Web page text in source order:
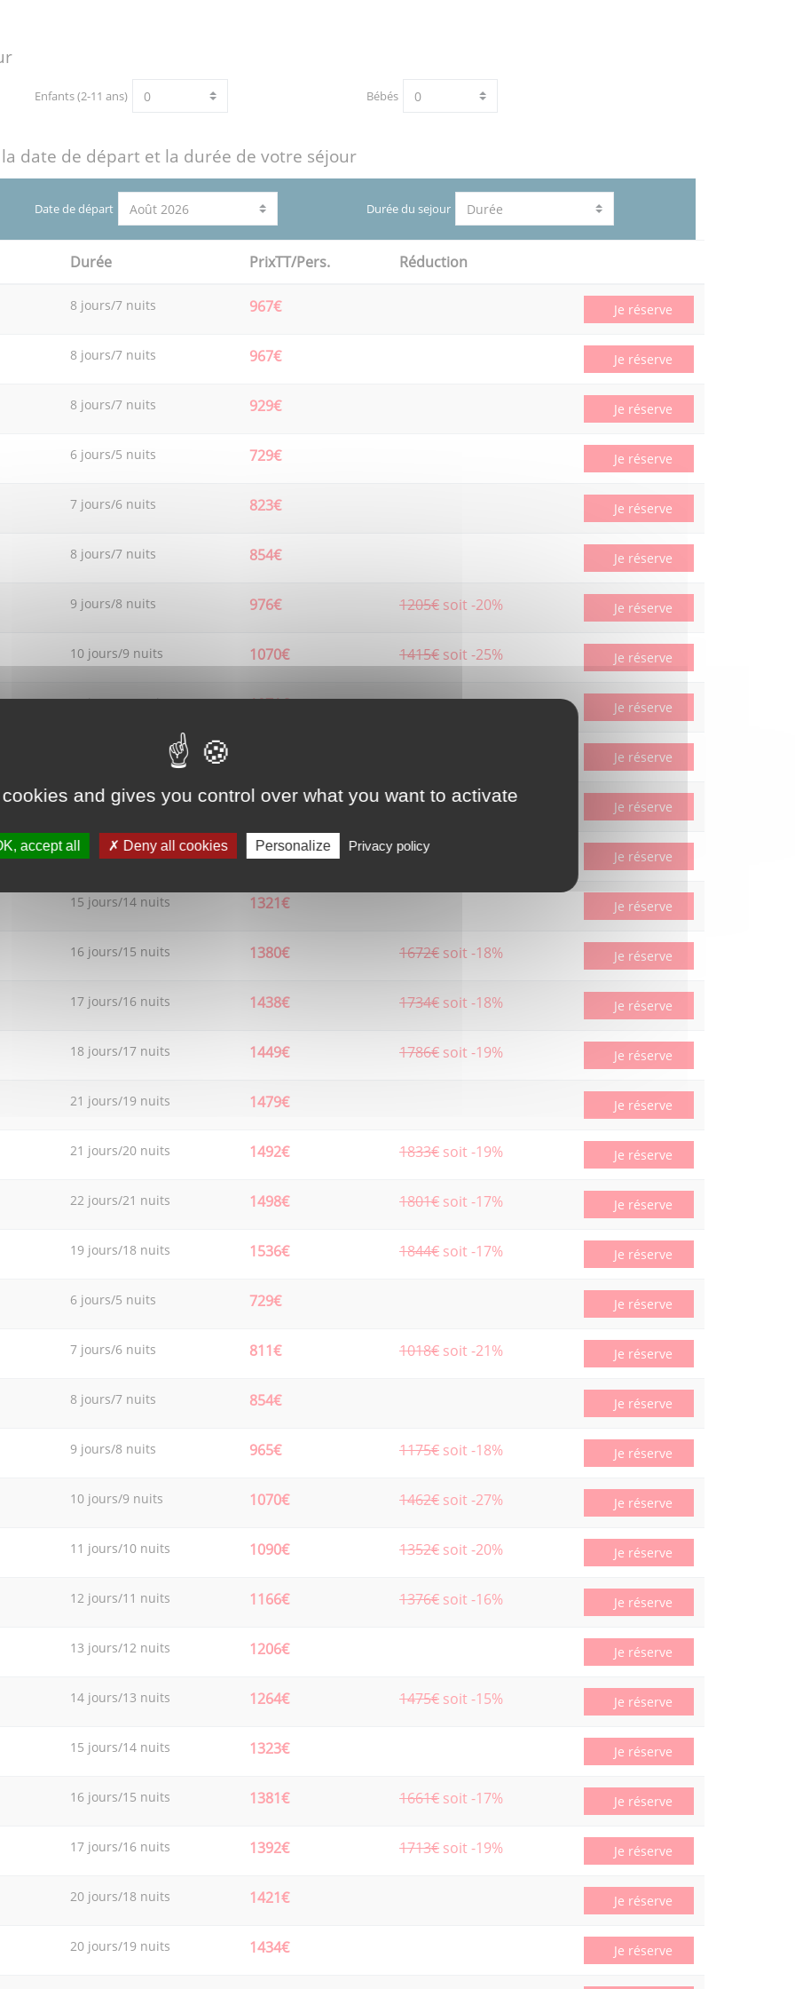
Enfants (2-11 ans) Bébés
date de départ et la durée de votre séjour
Date de départ Durée du sejour
Durée PrixTT/Pers. Réduction
8 jours/7 nuits 967€ Je réserve
8 jours/7 nuits 967€ Je réserve
8 jours/7 nuits 929€ Je réserve
6 jours/5 nuits 729€ Je réserve
7 jours/6 nuits 823€ Je réserve
8 jours/7 nuits 854€ Je réserve
9 jours/8 nuits 976€ 1205€ soit -20% Je réserve
10 jours/9 nuits 1070€ 1415€ soit -25% Je réserve
11 jours/10 nuits 1071€ 1318€soit -19% Je réserve
12 jours/11 nuits Je réserve
13 jours/12 nuits 1224€ 1449€soit -16% Je réserve
14 jours/13 nuits 1252€ Je réserve
15 jours/14 nuits 1321€ Je réserve
16 jours/15 nuits 1380€ 1672€ soit -18% Je réserve
17 jours/16 nuits 1438€ 1734€ soit -18% Je réserve
18 jours/17 nuits 1449€ 1786€ soit -19% Je réserve
21 jours/19 nuits 1479€ Je réserve
21 jours/20 nuits 1492€ 1833€ soit -19% Je réserve
22 jours/21 nuits 1498€ 1801€ soit -17% Je réserve
19 jours/18 nuits 1536€ 1844€ soit -17% Je réserve
6 jours/5 nuits 729€ Je réserve
7 jours/6 nuits 811€ 1018€ soit -21% Je réserve
8 jours/7 nuits 854€ Je réserve
9 jours/8 nuits 965€ 1175€ soit -18% Je réserve
10 jours/9 nuits 1070€ 1462€ soit -27% Je réserve
11 jours/10 nuits 1090€ 1352€ soit -20% Je réserve
12 jours/11 nuits 1166€ 1376€ soit -16% Je réserve
13 jours/12 nuits 1206€ Je réserve
14 jours/13 nuits 1264€ 1475€ soit -15% Je réserve
15 jours/14 nuits 1323€ Je réserve
16 jours/15 nuits 1381€ 1661€ soit -17% Je réserve
17 jours/16 nuits 1392€ 1713€ soit -19% Je réserve
20 jours/18 nuits 1421€ Je réserve
20 jours/19 nuits 1434€ Je réserve
and gives you control over what you want to activate
accept all Deny all cookies Personalize Privacy policy